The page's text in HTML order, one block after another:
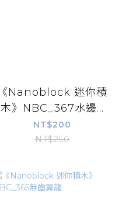
《Nanoblock 迷你積
木》NBC_367水邊...
NT$200
NT$250